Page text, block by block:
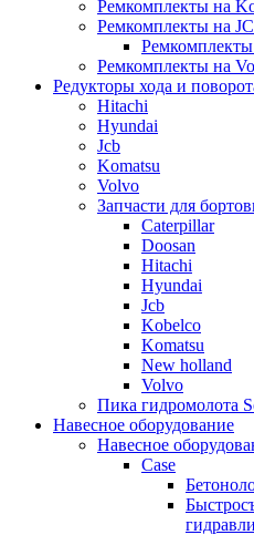
Ремкомплекты на
Ремкомплекты на
Ремкомплекты на
Редукторы хода и
Hitachi
Hyundai
Jcb
Komatsu
Volvo
Запчасти для
Caterpillar
Doosan
Hitachi
Hyundai
Jcb
Kobelco
Komatsu
New holland
Volvo
Пика гидромолота
Навесное оборудование
Навесное
Case